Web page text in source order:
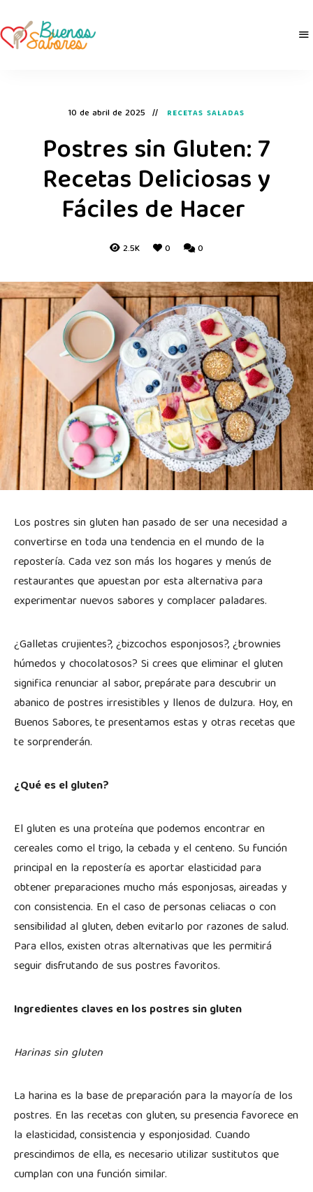
10 de abril de 2025 RECETAS SALADAS
Postres sin Gluten: 7
Recetas Deliciosas y
Fáciles de Hacer
2.5K 0 0
Los postres sin gluten han pasado de ser una necesidad a
convertirse en toda una tendencia en el mundo de la
repostería. Cada vez son más los hogares y menús de
restaurantes que apuestan por esta alternativa para
experimentar nuevos sabores y complacer paladares.
¿Galletas crujientes?, ¿bizcochos esponjosos?, ¿brownies
húmedos y chocolatosos? Si crees que eliminar el gluten
significa renunciar al sabor, prepárate para descubrir un
abanico de postres irresistibles y llenos de dulzura. Hoy, en
Buenos Sabores, te presentamos estas y otras recetas que
te sorprenderán.
¿Qué es el gluten?
El gluten es una proteína que podemos encontrar en
cereales como el trigo, la cebada y el centeno. Su función
principal en la repostería es aportar elasticidad para
obtener preparaciones mucho más esponjosas, aireadas y
con consistencia. En el caso de personas celiacas o con
sensibilidad al gluten, deben evitarlo por razones de salud.
Para ellos, existen otras alternativas que les permitirá
seguir disfrutando de sus postres favoritos.
Ingredientes claves en los postres sin gluten
Harinas sin gluten
La harina es la base de preparación para la mayoría de los
postres. En las recetas con gluten, su presencia favorece en
la elasticidad, consistencia y esponjosidad. Cuando
prescindimos de ella, es necesario utilizar sustitutos que
cumplan con una función similar.